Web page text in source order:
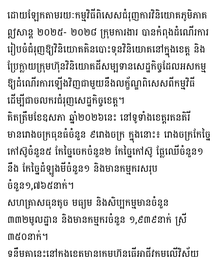
ដោយឡែកតាមរយៈកម្មវិធីពិសេសជំរុញការវិនិយោគភូមិភាគ
ឦសាន្ត ២០២៥- ២០២៨ ក្រុម​ការ​ងារ បានកំពុងដំណើរការ
រៀបចំជំរុញឱ្យវិនិយោគគិនបោះទុនវិនិយោគនៅក្នុងខេត្ត និង​
ប្រែ​ក្លា​យក្រុមហ៊ុនវិនិយោគដីសម្បទានសេដ្ឋកិច្ចដែលអសកម្ម
ឱ្យដំណើរការឡើងវិញជាមួយ​នឹង​លក្ខ័ណ្ឌពិសេសពីកម្មវិធី
ដើម្បីជាចលករជំរុញសេដ្ឋកិច្ចខេត្ត។
គិតត្រឹមខែឧសភា ឆ្នាំ២០២៦នេះ នៅទូទាំងខេត្តរតនគិរី
មានរោងចក្រធុនធំចំនួន ៩រោងចក្រ ក្នុងនោះ៖ រោងចក្រកែច្នៃ
កៅស៊ូចំនួន៥ កែច្នៃចេកចំនួន២ កែច្នៃកៅស៊ូ ផ្លែឈើចំនួន១
នឹង កែច្នៃដំឡូងមីចំនួន១ និងមានកម្មករសរុប
ចំនួន១,៧៦៥នាក់។
សហគ្រាសធុនតូច មធ្យម និងសិប្បកម្មមានចំនួន
៣៣២មូលដ្ឋាន និងមានកម្មករចំនួន ១,៩៣៩នាក់ ស្រី
៣៥០នាក់។